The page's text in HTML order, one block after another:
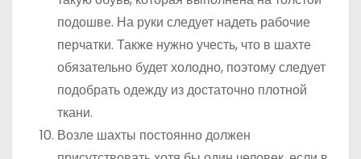
подошве. На руки следует надеть рабочие
перчатки. Также нужно учесть, что в шахте
обязательно будет холодно, поэтому следует
подобрать одежду из достаточно плотной
ткани.
Возле шахты постоянно должен